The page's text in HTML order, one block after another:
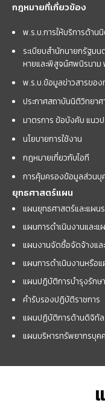
กฎหมายที่เกี่ยวข้อง
พ.ร.บ.การให้บริการด้าน
ระเบียบสำนักนายกรัฐม
หายและพิสูจน์ศพนิรนาม
พ.ร.บ.ข้อมูลข่าวสารของ
ประกาศสถาบันนิติวิทยา
มาตรการ ข้อบังคับ แนว
นโยบายการใช้งาน
กฎหมายเกี่ยวกับไอที
การคุ้มครองข้อมูลส่วนบุ
ยุทธศาสตร์แผน
แผนยุทธศาสตร์และแผนร
แผนการดำเนินงานและ
แผนงานจัดซื้อจัดจ้างแ
แผนการดำเนินงานหรือ
แผนปฏิบัติการบำรุงรักษ
คำรับรองปฏิบัติราชการ
แผนปฏิบัติการด้านดิจิทัล
แผนบริหารทรัพยากรบุค